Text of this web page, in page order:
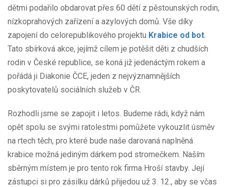
dětmi podařilo obdarovat přes 60 dětí z pěstounských rodin,
nízkoprahových zařízení a azylových domů. Vše díky
zapojení do celorepublikového projektu Krabice od bot
Tato sbírková akce, jejímž cílem je potěšit děti z chudších
rodin v České republice, se koná již jedenáctým rokem a
pořádá ji Diakonie ČCE, jeden z nejvýznamnějších
poskytovatelů sociálních služeb v ČR.
Rozhodli jsme se zapojit i letos. Budeme rádi, když nám
opět spolu se svými ratolestmi pomůžete vykouzlit úsměv
na rtech těch, pro které bude naše darovaná naplněná
krabice možná jediným dárkem pod stromečkem. Naším
sběrným místem je pro tento rok firma Hroší stavby. Její
zástupci si pro zásilku dárků přijedou už 3. 12., aby se včas